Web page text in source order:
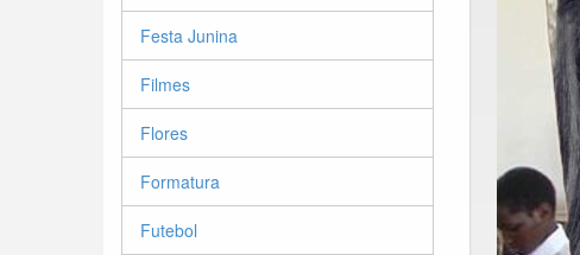
Festa Junina
Filmes
Flores
Formatura
Futebol